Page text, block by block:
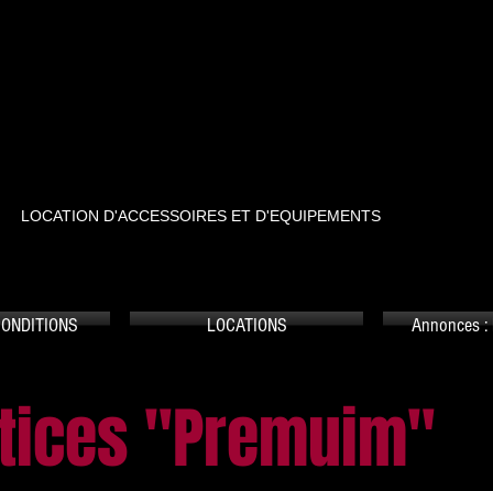
LOCATION D'ACCESSOIRES ET D'EQUIPEMENTS
LOCATIONS Annonces :
"Premuim"